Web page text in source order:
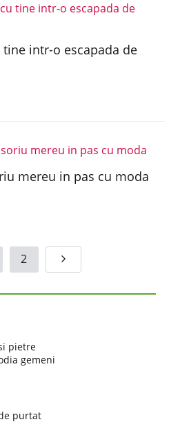
intr-o escapada de
mereu in pas cu moda
2
pietre
gemeni
purtat